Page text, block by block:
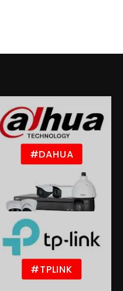
#DAHUA
#TPLINK